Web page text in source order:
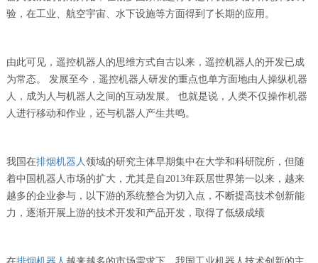
验，在工业、航空宇宙、水下设施等方面得到了长期的应用。
由此可见，遥控机器人的思维方式自古以来，遥控机器人的开发已成
为常态。 发展至今，遥控机器人研发的重点也单方面地由人操纵机器
人，成为人与机器人之间的互动发展。 也就是说，人类不仅操作机器
人进行移动和作业，还与机器人产生共鸣。
我国在排烟机器人领域的研究主体早期集中在大学和科研院所，但随
着中国机器人市场的扩大，尤其是自2013年跃居世界第一以来，越来
越多的企业参与，以下游的系统整合为切入点，不断提高技术创新能
力，逐渐开展上游的技术开发和产品开发，取得了低级成绩